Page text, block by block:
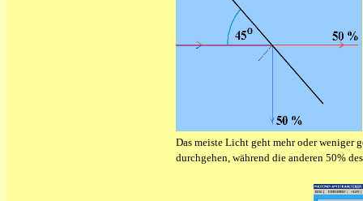
Das meiste Licht geht mehr oder weniger
durchgehen, während die anderen 50%